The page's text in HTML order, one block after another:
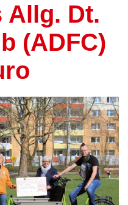
Allg. Dt.
(ADFC)